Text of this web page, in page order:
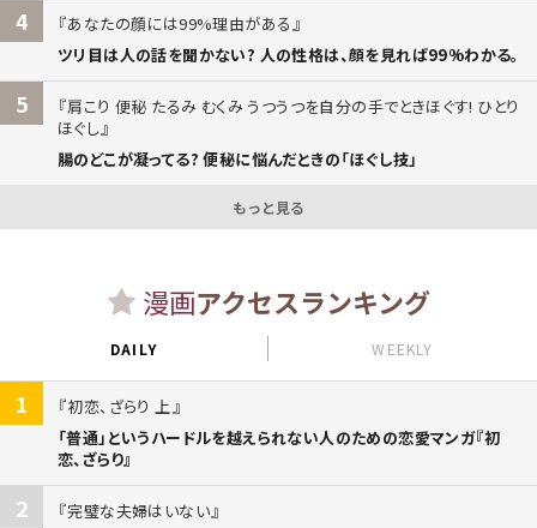
4
あなたの顔には99%理由がある
ツリ目は人の話を聞かない? 人の性格は、顔を見れば99%わかる。
5
肩こり 便秘 たるみ むくみ うつうつを自分の手でときほぐす! ひとり
ほぐし
腸のどこが凝ってる? 便秘に悩んだときの「ほぐし技」
もっと見る
漫画アクセスランキング
DAILY WEEKLY
1
初恋、ざらり 上
「普通」というハードルを越えられない人のための恋愛マンガ『初
恋、ざらり』
2
完璧な夫婦はいない